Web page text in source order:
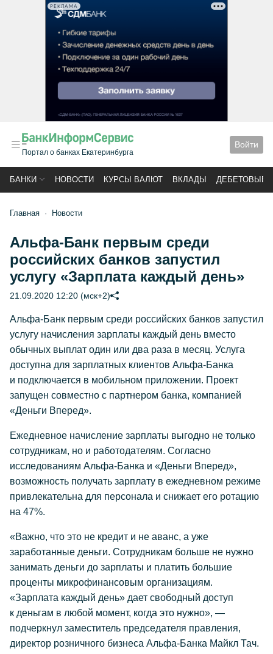
РЕКЛАМА
Портал о банках Екатеринбурга
Войти
БАНКИ НОВОСТИ КУРСЫ ВАЛЮТ ВКЛАДЫ ДЕБЕТОВЫЕ
Главная Новости
Альфа-Банк первым среди
российских банков запустил
услугу «Зарплата каждый день»
21.09.2020 12:20 (мск+2)
Альфа-Банк первым среди российских банков запустил
услугу начисления зарплаты каждый день вместо
обычных выплат один или два раза в месяц. Услуга
доступна для зарплатных клиентов Альфа-Банка
и подключается в мобильном приложении. Проект
запущен совместно с партнером банка, компанией
«Деньги Вперед».
Ежедневное начисление зарплаты выгодно не только
сотрудникам, но и работодателям. Согласно
исследованиям Альфа-Банка и «Деньги Вперед»,
возможность получать зарплату в ежедневном режиме
привлекательна для персонала и снижает его ротацию
на 47%.
«Важно, что это не кредит и не аванс, а уже
заработанные деньги. Сотрудникам больше не нужно
занимать деньги до зарплаты и платить большие
проценты микрофинансовым организациям.
«Зарплата каждый день» дает свободный доступ
к деньгам в любой момент, когда это нужно», —
подчеркнул заместитель председателя правления,
директор розничного бизнеса Альфа-Банка Майкл Тач.